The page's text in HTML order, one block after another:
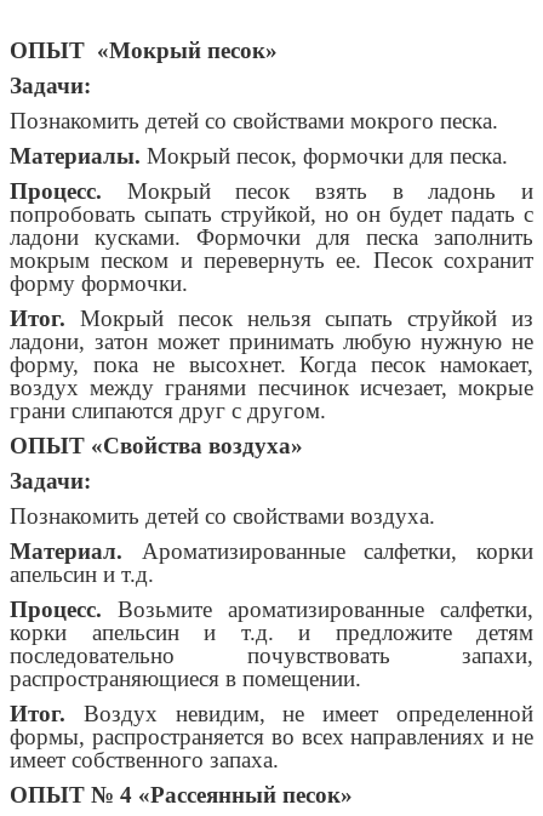
ОПЫТ «Мокрый песок»
Задачи:
Познакомить детей со свойствами мокрого песка.
Материалы. Мокрый песок, формочки для песка.
Процесс. Мокрый песок взять в ладонь и
попробовать сыпать струйкой, но он будет падать с
ладони кусками. Формочки для песка заполнить
мокрым песком и перевернуть ее. Песок сохранит
форму формочки.
Итог. Мокрый песок нельзя сыпать струйкой из
ладони, затон может принимать любую нужную не
форму, пока не высохнет. Когда песок намокает,
воздух между гранями песчинок исчезает, мокрые
грани слипаются друг с другом.
ОПЫТ «Свойства воздуха»
Задачи:
Познакомить детей со свойствами воздуха.
Материал. Ароматизированные салфетки, корки
апельсин и т.д.
Процесс. Возьмите ароматизированные салфетки,
корки апельсин и т.д. и предложите детям
последовательно почувствовать запахи,
распространяющиеся в помещении.
Итог. Воздух невидим, не имеет определенной
формы, распространяется во всех направлениях и не
имеет собственного запаха.
ОПЫТ № 4 «Рассеянный песок»